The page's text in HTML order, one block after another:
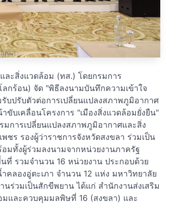
ะสิ่งแวดล้อม (ทส.) โดยกรมการ
กร้อน) จัด "พิธีลงนามบันทึกความเข้าใจ
บปรับตัวต่อการเปลี่ยนแปลงสภาพภูมิอากาศ
ขับเคลื่อนโครงการ "เมืองสิ่งแวดล้อมยั่งยืน"
มการเปลี่ยนแปลงสภาพภูมิอากาศและสิ่ง
ชร รองผู้ว่าราชการจังหวัดสงขลา ร่วมเป็น
มทั้งผู้ร่วมลงนามจากหน่วยงานภาครัฐ
รวมจำนวน 16 หน่วยงาน ประกอบด้วย
ลองอู่ตะเภา จำนวน 12 แห่ง มหาวิทยาลัย
ร่วมเป็นสักขีพยาน ได้แก่ สำนักงานส่งเสริม
มและควบคุมมลพิษที่ 16 (สงขลา) และ